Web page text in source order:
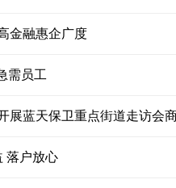
金融惠企广度
需员工
展蓝天保卫重点街道走访会
落户放心